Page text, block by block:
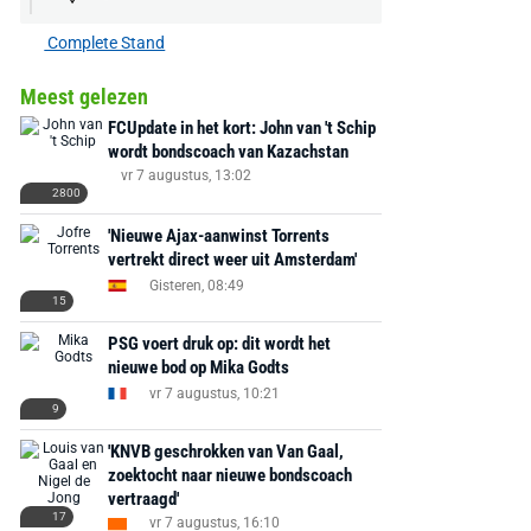
Complete Stand
Meest gelezen
2800
FCUpdate in het kort: John van 't Schip
wordt bondscoach van Kazachstan
vr 7 augustus, 13:02
15
'Nieuwe Ajax-aanwinst Torrents
vertrekt direct weer uit Amsterdam'
Gisteren, 08:49
9
PSG voert druk op: dit wordt het
nieuwe bod op Mika Godts
vr 7 augustus, 10:21
17
'KNVB geschrokken van Van Gaal,
zoektocht naar nieuwe bondscoach
vertraagd'
vr 7 augustus, 16:10